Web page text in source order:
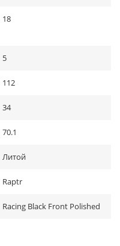
18
5
112
34
70.1
Литой
Raptr
Racing Black Front Polished